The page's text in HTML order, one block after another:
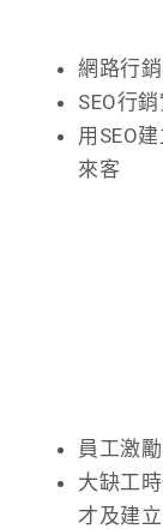
網路行
SEO行
用SEO
來客
員工激
大缺工
才及建